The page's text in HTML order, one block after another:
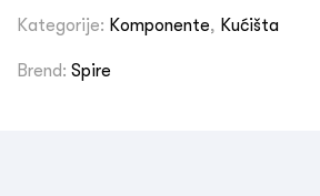
Kategorije: Komponente, Kućišta
Brend: Spire